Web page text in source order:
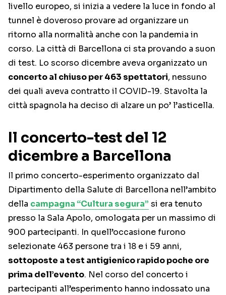
livello europeo, si inizia a vedere la luce in fondo al
tunnel è doveroso provare ad organizzare un
ritorno alla normalità anche con la pandemia in
corso. La città di Barcellona ci sta provando a suon
di test. Lo scorso dicembre aveva organizzato un
concerto al chiuso per 463 spettatori, nessuno
dei quali aveva contratto il COVID-19. Stavolta la
città spagnola ha deciso di alzare un po’ l’asticella.
Il concerto-test del 12
dicembre a Barcellona
Il primo concerto-esperimento organizzato dal
Dipartimento della Salute di Barcellona nell’ambito
della campagna “Cultura segura” si era tenuto
presso la Sala Apolo, omologata per un massimo di
900 partecipanti. In quell’occasione furono
selezionate 463 persone tra i 18 e i 59 anni,
sottoposte a test antigienico rapido poche ore
prima dell’evento. Nel corso del concerto i
partecipanti all’esperimento hanno indossato una